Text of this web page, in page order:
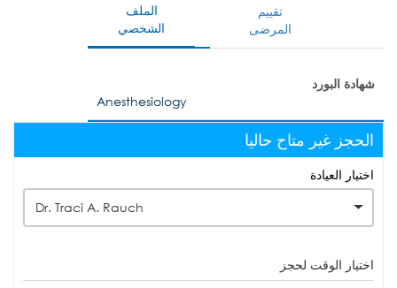
الملف
الشخصي
تقييم
المرضى
شهادة البورد
Anesthesiology
الحجز غير متاح حاليا
اختيار العيادة
Dr. Traci A. Rauch
اختيار الوقت لحجز